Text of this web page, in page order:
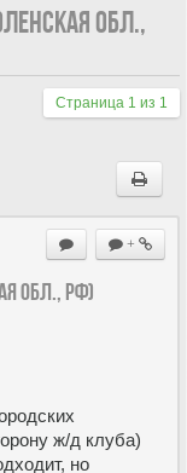
ОБЛ.,
Страница 1 из 1
+
обл., РФ)
ж/д клуба)
но